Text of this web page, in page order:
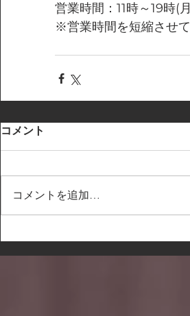
営業時間：11時～19時(
※営業時間を短縮させ
コメント
コメントを追加…